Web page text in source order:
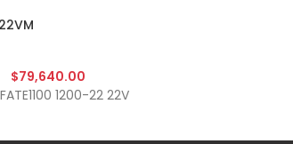
$79,640.00
1200-22 22V